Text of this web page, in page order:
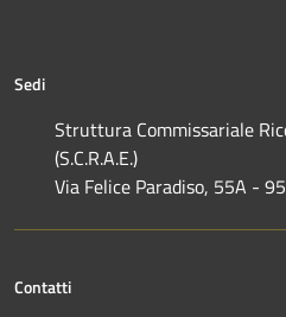
Sedi
Struttura Commissariale
(S.C.R.A.E.)
Via Felice Paradiso, 55A -
Contatti